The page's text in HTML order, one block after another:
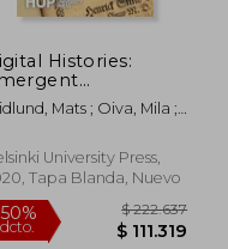
dcto. $
Histories:
Within
new Digital
Mats ; Oiva, Mila ;
University Press,
Tapa Blanda, Nuevo